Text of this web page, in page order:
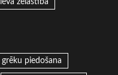
grēku piedošana